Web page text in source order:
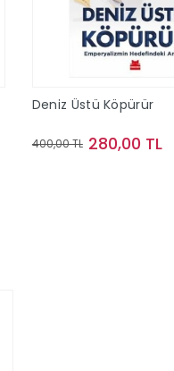
Deniz Üstü Köpürür
400,00 TL 280,00 TL